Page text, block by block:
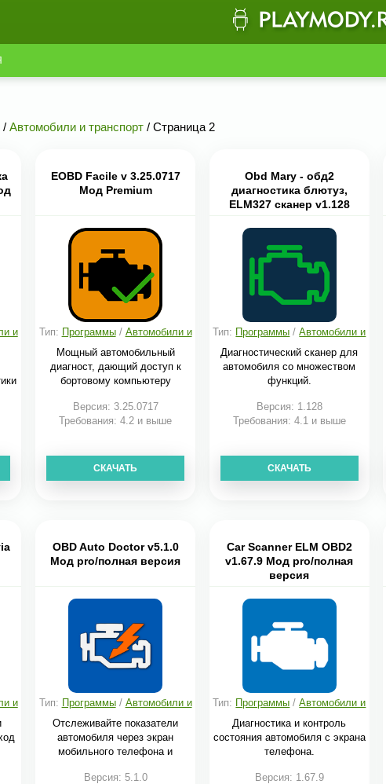
/ Автомобили и транспорт / Страница 2
и
EOBD Facile v 3.25.0717
Мод Premium
Тип: Программы/ Автомобили и
Мощный автомобильный
диагност, дающий доступ к
бортовому компьютеру
Версия: 3.25.0717
Требования: 4.2 и выше
СКАЧАТЬ
Obd Mary - обд2
диагностика блютуз,
ELM327 сканер v1.128
Тип: Программы /Автомобили и
Диагностический сканер для
автомобиля со множеством
функций.
Версия: 1.128
Требования: 4.1 и выше
СКАЧАТЬ
и
OBD Auto Doctor v5.1.0
Мод pro/полная версия
Тип: Программы/ Автомобили и
Отслеживайте показатели
автомобиля через экран
мобильного телефона и
Версия: 5.1.0
Car Scanner ELM OBD2
v1.67.9 Мод pro/полная
версия
Тип: Программы /Автомобили и
Диагностика и контроль
состояния автомобиля с экрана
телефона.
Версия: 1.67.9